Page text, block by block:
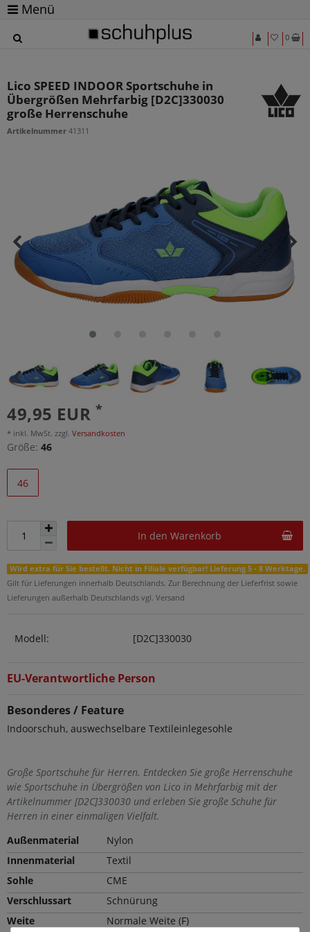
Menü
0
Lico SPEED INDOOR Sportschuhe in
Übergrößen Mehrfarbig [D2C]330030
große Herrenschuhe
Artikelnummer 41311
49,95 EUR *
* inkl. MwSt. zzgl. Versandkosten
Größe: 46
46
In den Warenkorb
Wird extra für Sie bestellt. Nicht in Filiale verfügbar! Lieferung 5 - 8 Werktage.
Gilt für Lieferungen innerhalb Deutschlands. Zur Berechnung der Lieferfrist sowie
Lieferungen außerhalb Deutschlands vgl. Versand
Modell: [D2C]330030
EU-Verantwortliche Person
Besonderes / Feature
Indoorschuh, auswechselbare Textileinlegesohle
Große Sportschuhe für Herren. Entdecken Sie große Herrenschuhe
wie Sportschuhe in Übergrößen von Lico in Mehrfarbig mit der
Artikelnummer [D2C]330030 und erleben Sie große Schuhe für
Herren in einer einmaligen Vielfalt.
Außenmaterial
Nylon
Innenmaterial
Textil
Sohle
CME
Verschlussart
Schnürung
Weite
Normale Weite (F)